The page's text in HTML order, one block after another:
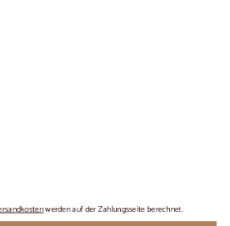
werden auf der Zahlungsseite berechnet.